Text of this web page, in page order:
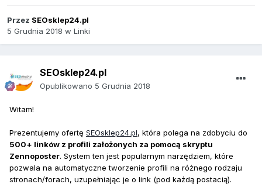
Przez SEOsklep24.pl
5 Grudnia 2018 w Linki
SEOsklep24.pl
Opublikowano 5 Grudnia 2018
Witam!
Prezentujemy ofertę SEOsklep24.pl, która polega na zdobyciu do
500+ linków z profili założonych za pomocą skryptu
Zennoposter. System ten jest popularnym narzędziem, które
pozwala na automatyczne tworzenie profili na różnego rodzaju
stronach/forach, uzupełniając je o link (pod każdą postacią).